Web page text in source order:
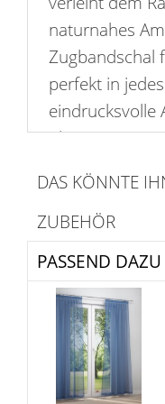
naturnahes
Zugbandschal
perfekt in
eindrucksvolle
oberen Saum
viel Licht in
optisch größer,
freundlich. Mit
mit Motiv,
dieser
kombinieren.
einem
Raffhalter,
PASSEND DAZU
DAS KÖNNTE
ZUBEHÖR